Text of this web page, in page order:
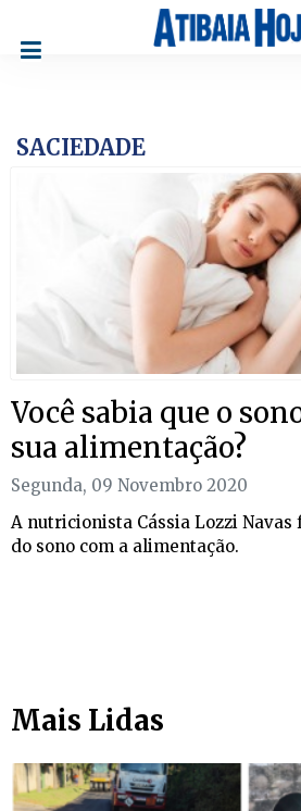
SACIEDADE
Você sabia que o
sua alimentação?
Segunda, 09 Novembro 2020
A nutricionista Cássia Lozzi Navas
do sono com a alimentação.
Mais Lidas